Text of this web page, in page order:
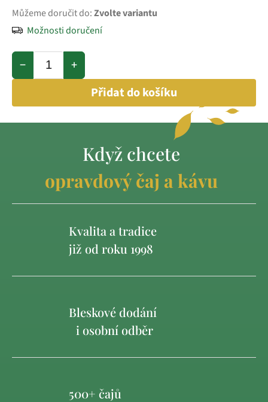
Můžeme doručit do:Zvolte variantu
Možnosti doručení
+
−
Přidat do košíku
Když chcete
opravdový čaj a kávu
Kvalita a tradice
již od roku 1998
Bleskové dodání
i osobní odběr
500+ čajů